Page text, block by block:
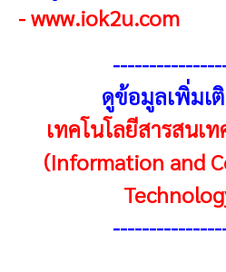
-www.iok2u.com
ดูข้อมูลเพิ่มเ
เทคโนโลยีสารสนเ
(Information and